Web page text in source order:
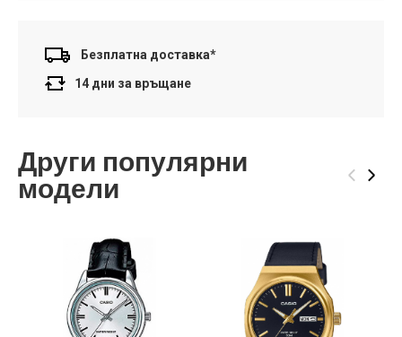
Безплатна доставка*
14 дни за връщане
Други популярни
модели ‹ ›